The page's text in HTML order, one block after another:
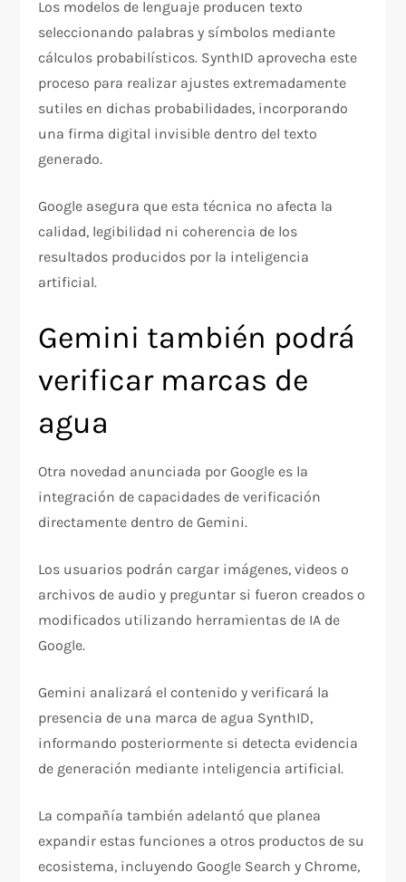
Los modelos de lenguaje producen texto
seleccionando palabras y símbolos mediante
cálculos probabilísticos. SynthID aprovecha este
proceso para realizar ajustes extremadamente
sutiles en dichas probabilidades, incorporando
una firma digital invisible dentro del texto
generado.
Google asegura que esta técnica no afecta la
calidad, legibilidad ni coherencia de los
resultados producidos por la inteligencia
artificial.
Gemini también podrá
verificar marcas de
agua
Otra novedad anunciada por Google es la
integración de capacidades de verificación
directamente dentro de Gemini.
Los usuarios podrán cargar imágenes, videos o
archivos de audio y preguntar si fueron creados o
modificados utilizando herramientas de IA de
Google.
Gemini analizará el contenido y verificará la
presencia de una marca de agua SynthID,
informando posteriormente si detecta evidencia
de generación mediante inteligencia artificial.
La compañía también adelantó que planea
expandir estas funciones a otros productos de su
ecosistema, incluyendo Google Search y Chrome,